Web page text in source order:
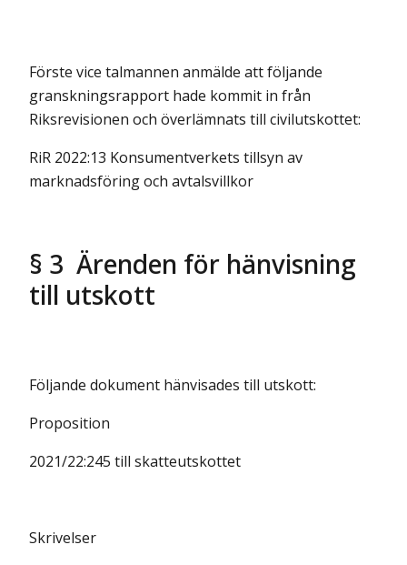
Förste vice talmannen anmälde att följande
granskningsrapport hade kommit in från
Riksrevisionen och överlämnats till civilutskottet:
RiR 2022:13 Konsumentverkets tillsyn av
marknadsföring och avtalsvillkor
§ 3 Ärenden för hänvisning
till utskott
Följande dokument hänvisades till utskott:
Proposition
2021/22:245 till skatteutskottet
Skrivelser